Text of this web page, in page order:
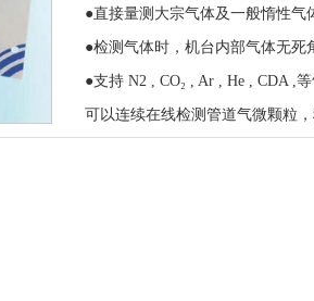
●直接量测大宗气体及一般惰性气
●检测气体时，机台内部气体无死
●支持 N2 , CO₂ , Ar , He , CDA ,
可以连续在线检测管道气微颗粒